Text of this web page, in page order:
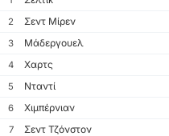
2
Σεντ Μίρεν
3
Μάδεργουελ
4
Χαρτς
5
Νταντί
6
Χιμπέρνιαν
7
Σεντ Τζόνστον